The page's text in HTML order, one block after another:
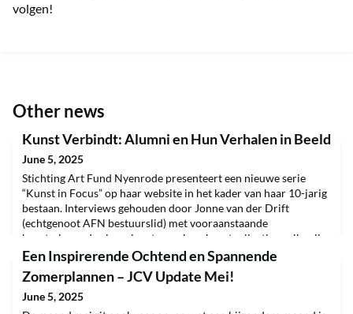
volgen!
Other news
Kunst Verbindt: Alumni en Hun Verhalen in Beeld
June 5, 2025
Stichting Art Fund Nyenrode presenteert een nieuwe serie
“Kunst in Focus” op haar website in het kader van haar 10-jarig
bestaan. Interviews gehouden door Jonne van der Drift
(echtgenoot AFN bestuurslid) met vooraanstaande
kunstminnende alumni met een eigen kunstcollectie, welke zij
belangenloos ter beschikking hebben gesteld aan AFN voor een
expositie in het AH-gebouw. Te noemen meest recentelijk
Een Inspirerende Ochtend en Spannende
Zomerplannen – JCV Update Mei!
June 5, 2025